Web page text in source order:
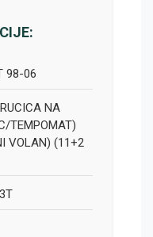
98-06
NA
TEMPOMAT)
VOLAN) (11+2